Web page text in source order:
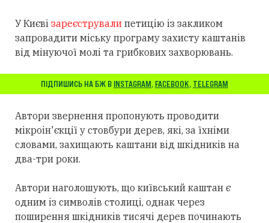
У Києві зареєстрували петицію із закликом
запровадити міську програму захисту каштанів
від мінуючої молі та грибкових захворювань.
ПІДПИШИСЬ НА БЖ В INSTAGRAM, FACEBOOK, TELEGRAM
Автори звернення пропонують проводити
мікроін'єкції у стовбури дерев, які, за їхніми
словами, захищають каштани від шкідників на
два-три роки.
Автори наголошують, що київський каштан є
одним із символів столиці, однак через
поширення шкідників тисячі дерев починають